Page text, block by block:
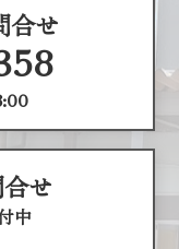
合せ
せ
中